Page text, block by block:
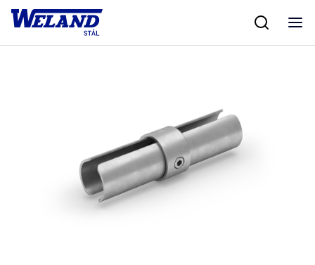
Skip
Hem/Artikel/